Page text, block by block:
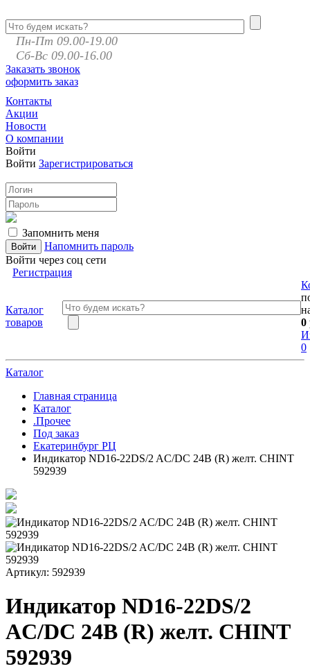
Пн-Пт 09.00-19.00
Сб-Вс 09.00-16.00
Заказать звонок
оформить заказ
Контакты
Акции
Новости
О компании
Войти
Войти Зарегистрироваться
Запомнить меня
Напомнить пароль
Войти через соц сети
Регистрация
Каталог
товаров
0
0
Каталог
Главная страница
Каталог
.Прочее
Под заказ
Екатеринбург РЦ
Индикатор ND16-22DS/2 AC/DC 24В (R) желт. CHINT
592939
Артикул: 592939
Индикатор ND16-22DS/2
AC/DC 24В (R) желт. CHINT
592939